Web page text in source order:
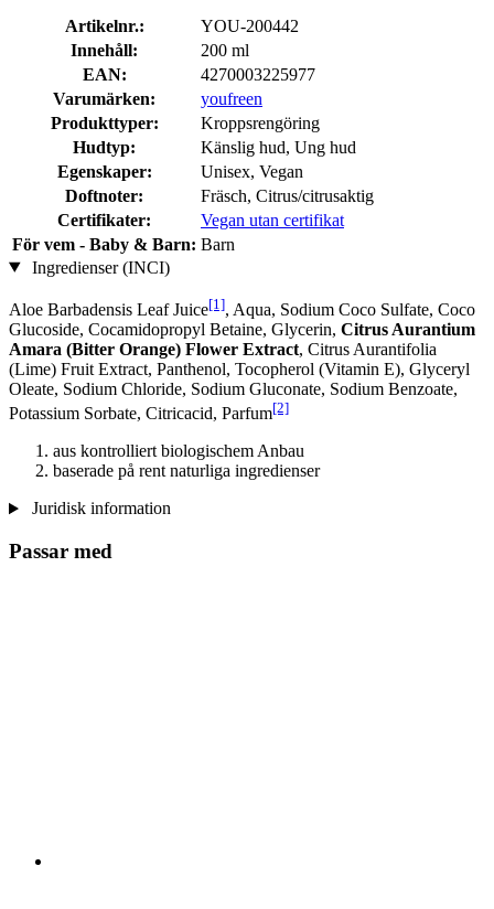
Artikelnr.:
YOU-200442
Innehåll:
200 ml
EAN:
4270003225977
Varumärken:
youfreen
Produkttyper:
Kroppsrengöring
Hudtyp:
Känslig hud, Ung hud
Egenskaper:
Unisex, Vegan
Doftnoter:
Fräsch, Citrus/citrusaktig
Certifikater:
Vegan utan certifikat
För vem - Baby & Barn: Barn
Ingredienser (INCI)
Aloe Barbadensis Leaf Juice[1], Aqua, Sodium Coco­ Sulfate, Coco
Glucoside, Cocamidopropyl Betaine, Glycerin, Citrus Aurantium
Amara (Bitter Orange) Flower Extract, Citrus Aurantifolia
(Lime) Fruit Extract, Panthenol, Tocopherol (Vitamin E), Glyceryl
Oleate, Sodium Chloride, Sodium Gluconate, Sodium Benzoate,
Potassium Sorbate, Citricacid, Parfum[2]
aus kontrolliert biologischem Anbau
baserade på rent naturliga ingredienser
Juridisk information
Passar med